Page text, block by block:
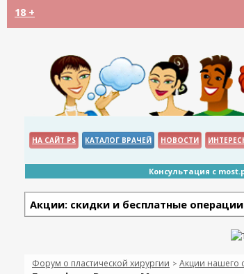
18 +
НА САЙТ PS КАТАЛОГ ВРАЧЕЙ НОВОСТИ
Консультация с
Акции: скидки и бесплатные операции
Форум о пластической хирургии > Акции нашего